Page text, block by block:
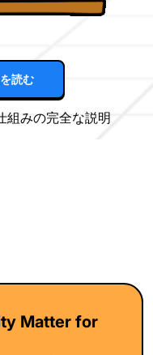
読む
組みの完全な説明
Matter for